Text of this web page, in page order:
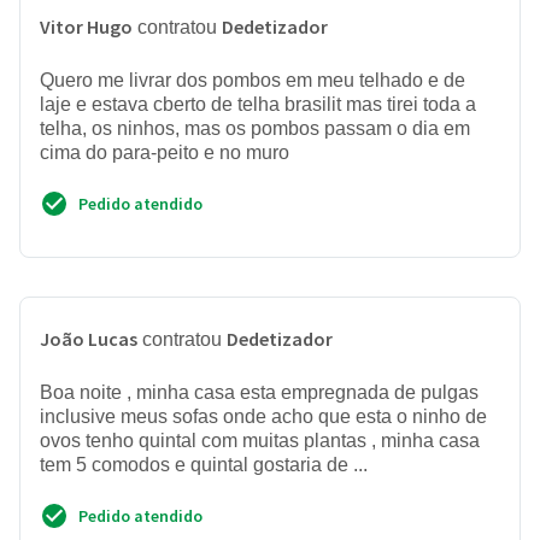
Vitor Hugo contratou Dedetizador
Quero me livrar dos pombos em meu telhado e de
laje e estava cberto de telha brasilit mas tirei toda a
telha, os ninhos, mas os pombos passam o dia em
cima do para-peito e no muro
Pedido atendido
João Lucas contratou Dedetizador
Boa noite , minha casa esta empregnada de pulgas
inclusive meus sofas onde acho que esta o ninho de
ovos tenho quintal com muitas plantas , minha casa
tem 5 comodos e quintal gostaria de ...
Pedido atendido